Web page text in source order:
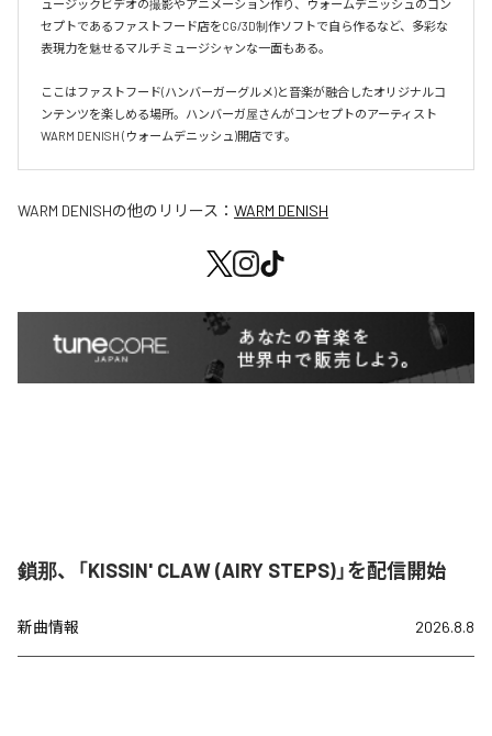
ュージックビデオの撮影やアニメーション作り、ウォームデニッシュのコン
セプトであるファストフード店をCG/3D制作ソフトで自ら作るなど、多彩な
表現力を魅せるマルチミュージシャンな一面もある。
ここはファストフード(ハンバーガーグルメ)と音楽が融合したオリジナルコ
ンテンツを楽しめる場所。ハンバーガ屋さんがコンセプトのアーティスト
WARM DENISH (ウォームデニッシュ)開店です。
WARM DENISHの他のリリース： WARM DENISH
鎖那、「KISSIN' CLAW (AIRY STEPS)」を配信開始
新曲情報 2026.8.8